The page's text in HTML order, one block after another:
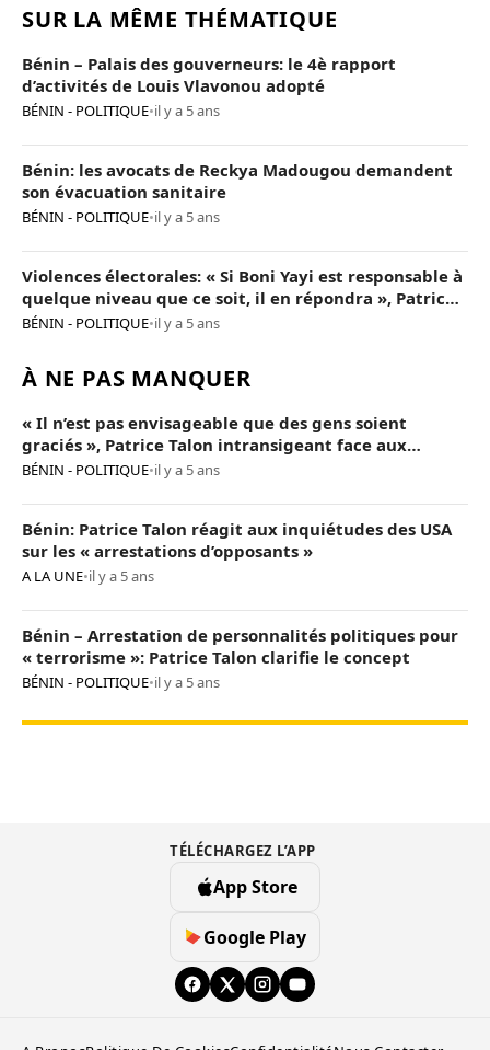
SUR LA MÊME THÉMATIQUE
Bénin – Palais des gouverneurs: le 4è rapport
d’activités de Louis Vlavonou adopté
BÉNIN - POLITIQUE•il y a 5 ans
Bénin: les avocats de Reckya Madougou demandent
son évacuation sanitaire
BÉNIN - POLITIQUE•il y a 5 ans
Violences électorales: « Si Boni Yayi est responsable à
quelque niveau que ce soit, il en répondra », Patrice
Talon
BÉNIN - POLITIQUE•il y a 5 ans
À NE PAS MANQUER
« Il n’est pas envisageable que des gens soient
graciés », Patrice Talon intransigeant face aux
« opposants terroristes »
BÉNIN - POLITIQUE•il y a 5 ans
Bénin: Patrice Talon réagit aux inquiétudes des USA
sur les « arrestations d’opposants »
A LA UNE•il y a 5 ans
Bénin – Arrestation de personnalités politiques pour
« terrorisme »: Patrice Talon clarifie le concept
BÉNIN - POLITIQUE•il y a 5 ans
TÉLÉCHARGEZ L’APP
App Store
Google Play